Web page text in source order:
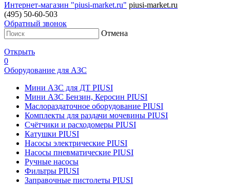
Интернет-магазин "piusi-market.ru" piusi-market.ru
(495) 50-60-503
Обратный звонок
Отмена
Открыть
0
Оборудование для АЗС
Мини АЗС для ДТ PIUSI
Мини АЗС Бензин, Керосин PIUSI
Маслораздаточное оборудование PIUSI
Комплекты для раздачи мочевины PIUSI
Счётчики и расходомеры PIUSI
Катушки PIUSI
Насосы электрические PIUSI
Насосы пневматические PIUSI
Ручные насосы
Фильтры PIUSI
Заправочные пистолеты PIUSI